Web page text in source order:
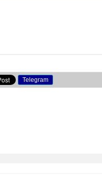
Telegram